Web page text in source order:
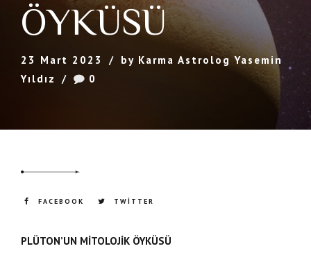
ÖYKÜSÜ
23 Mart 2023
by Karma Astrolog Yasemin
Yıldız
0
FACEBOOK TWITTER
PLÜTON’UN MİTOLOJİK ÖYKÜSÜ